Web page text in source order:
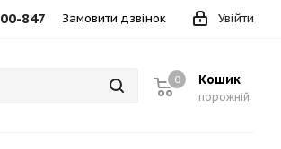
Увійти
847 Замовити дзвінок
Кошик
порожній
0